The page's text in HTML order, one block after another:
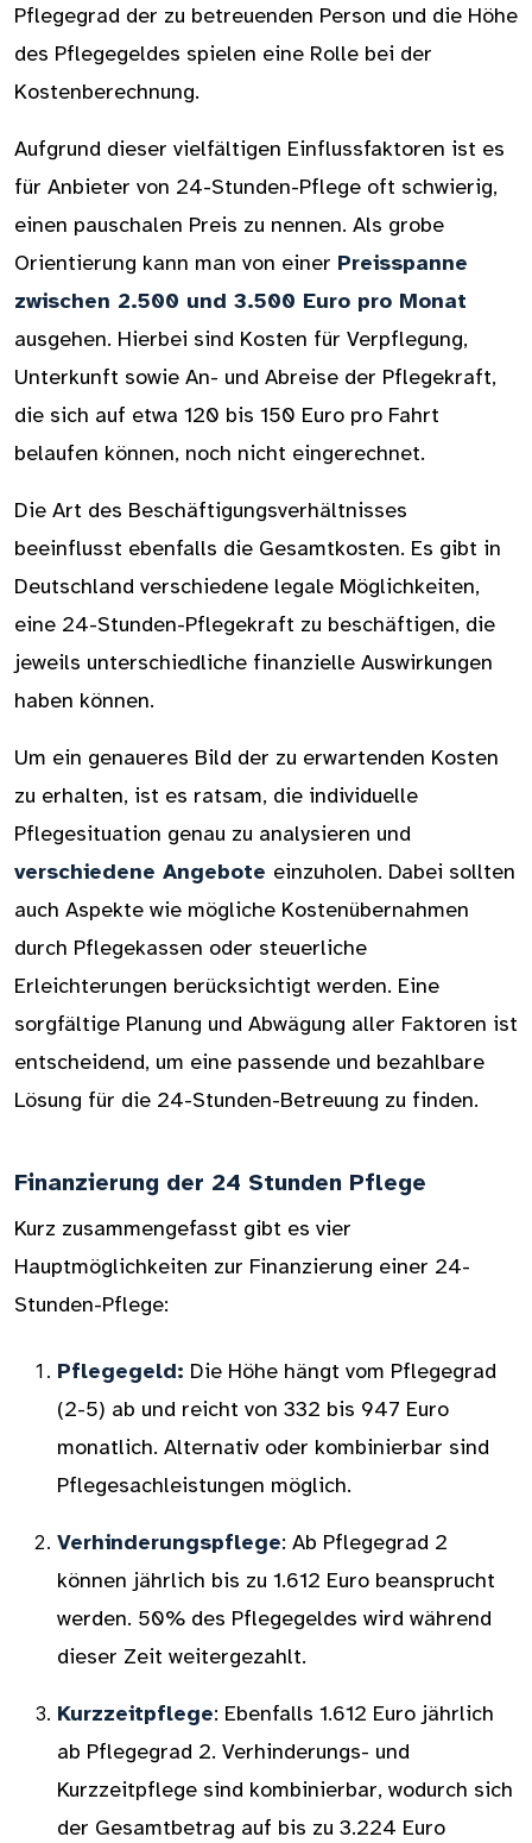
Pflegegrad der zu betreuenden Person und die Höhe
des Pflegegeldes spielen eine Rolle bei der
Kostenberechnung.
Aufgrund dieser vielfältigen Einflussfaktoren ist es
für Anbieter von 24-Stunden-Pflege oft schwierig,
einen pauschalen Preis zu nennen. Als grobe
Orientierung kann man von einer Preisspanne
zwischen 2.500 und 3.500 Euro pro Monat
ausgehen. Hierbei sind Kosten für Verpflegung,
Unterkunft sowie An- und Abreise der Pflegekraft,
die sich auf etwa 120 bis 150 Euro pro Fahrt
belaufen können, noch nicht eingerechnet.
Die Art des Beschäftigungsverhältnisses
beeinflusst ebenfalls die Gesamtkosten. Es gibt in
Deutschland verschiedene legale Möglichkeiten,
eine 24-Stunden-Pflegekraft zu beschäftigen, die
jeweils unterschiedliche finanzielle Auswirkungen
haben können.
Um ein genaueres Bild der zu erwartenden Kosten
zu erhalten, ist es ratsam, die individuelle
Pflegesituation genau zu analysieren und
verschiedene Angebote einzuholen. Dabei sollten
auch Aspekte wie mögliche Kostenübernahmen
durch Pflegekassen oder steuerliche
Erleichterungen berücksichtigt werden. Eine
sorgfältige Planung und Abwägung aller Faktoren ist
entscheidend, um eine passende und bezahlbare
Lösung für die 24-Stunden-Betreuung zu finden.
Finanzierung der 24 Stunden Pflege
Kurz zusammengefasst gibt es vier
Hauptmöglichkeiten zur Finanzierung einer 24-
Stunden-Pflege:
Pflegegeld: Die Höhe hängt vom Pflegegrad
(2-5) ab und reicht von 332 bis 947 Euro
monatlich. Alternativ oder kombinierbar sind
Pflegesachleistungen möglich.
Verhinderungspflege: Ab Pflegegrad 2
können jährlich bis zu 1.612 Euro beansprucht
werden. 50% des Pflegegeldes wird während
dieser Zeit weitergezahlt.
Kurzzeitpflege: Ebenfalls 1.612 Euro jährlich
ab Pflegegrad 2. Verhinderungs- und
Kurzzeitpflege sind kombinierbar, wodurch sich
der Gesamtbetrag auf bis zu 3.224 Euro